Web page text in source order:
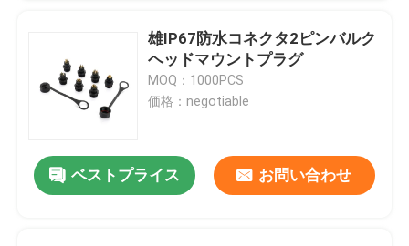
雄IP67防水コネクタ2ピンバルク
ヘッドマウントプラグ
MOQ：1000PCS
価格：negotiable
ベストプライス お問い合わせ